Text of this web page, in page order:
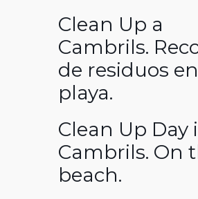
Clean Up a
Cambrils.
de residuos
playa.
Clean Up Day
Cambrils. On
beach.